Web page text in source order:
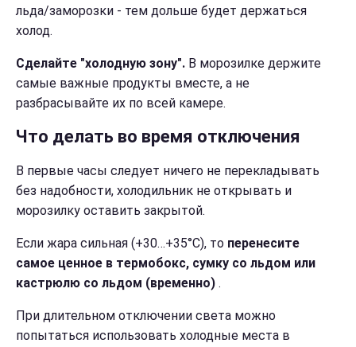
льда/заморозки - тем дольше будет держаться
холод.
Сделайте "холодную зону". В морозилке держите
самые важные продукты вместе, а не
разбрасывайте их по всей камере.
Что делать во время отключения
В первые часы следует ничего не перекладывать
без надобности, холодильник не открывать и
морозилку оставить закрытой.
Если жара сильная (+30…+35°C), то перенесите
самое ценное в термобокс, сумку со льдом или
кастрюлю со льдом (временно) .
При длительном отключении света можно
попытаться использовать холодные места в